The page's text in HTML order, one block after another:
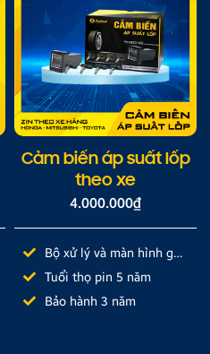
Cảm biến áp suất lốp
theo xe
4.000.000₫
Bộ xử lý và màn hình gắn
lỗ chờTuổi thọ pin 5 năm
Bảo hành 3 năm